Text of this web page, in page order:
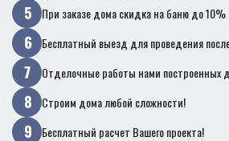
При заказе дома скидка на баню до
Бесплатный выезд для проведения
Отделочные работы нами построенных
Строим дома любой сложности!
Бесплатный расчет Вашего проекта!